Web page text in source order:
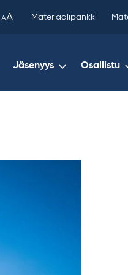
AA Materiaalipankki
Jäsenyys Osallistu
copied
your
clipboard.)